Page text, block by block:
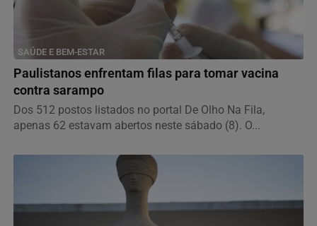
SAÚDE E BEM-ESTAR
Paulistanos enfrentam filas para tomar vacina
contra sarampo
Dos 512 postos listados no portal De Olho Na Fila,
apenas 62 estavam abertos neste sábado (8). O...